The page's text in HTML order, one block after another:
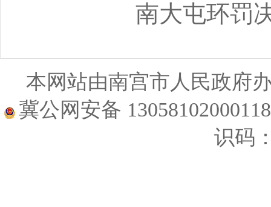
南大屯环罚
本网站由南宫市人民政
冀公网安备
识码